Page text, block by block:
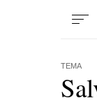
TEMA